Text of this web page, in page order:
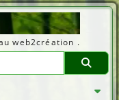
web2création .